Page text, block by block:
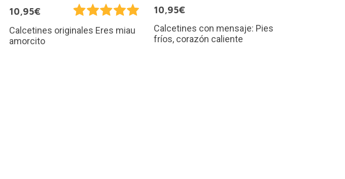
10,95€
Calcetines originales Eres miau
amorcito
10,95€
Calcetines con mensaje: Pies
fríos, corazón caliente